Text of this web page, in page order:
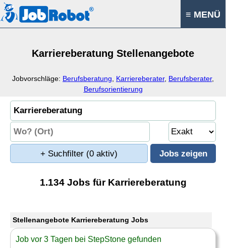
≡ MENÜ
Karriereberatung Stellenangebote
Jobvorschläge: Berufsberatung Karriereberater, Berufsberater,
Berufsorientierung
+ Suchfilter (0 aktiv)
1.134 Jobs für Karriereberatung
Stellenangebote Karriereberatung Jobs
Job vor 3 Tagen bei StepStone gefunden